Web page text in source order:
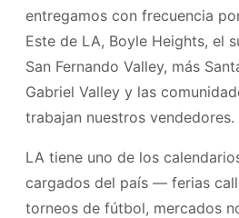
entregamos con frecuencia
Este de LA, Boyle Heights, el
San Fernando Valley, más
Gabriel Valley y las
trabajan nuestros vendedores.
LA tiene uno de los
cargados del país — ferias
torneos de fútbol, mercados